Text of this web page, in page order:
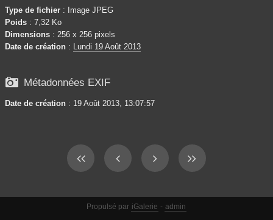
Type de fichier : Image JPEG
Poids : 7,32 Ko
Dimensions : 256 x 256 pixels
Date de création : Lundi 19 Août 2013
 Métadonnées EXIF
Date de création : 19 Août 2013, 13:07:57
Propulsé par iGalerie - admin